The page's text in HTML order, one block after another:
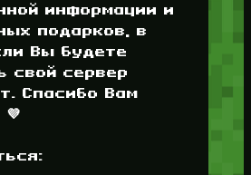
информации и
подарков, в
Вы будете
свой сервер
Спасибо Вам